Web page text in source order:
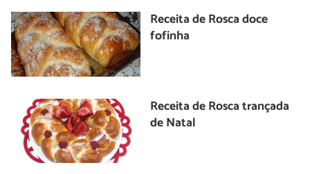
Receita de Rosca doce
fofinha
Receita de Rosca trançada
de Natal